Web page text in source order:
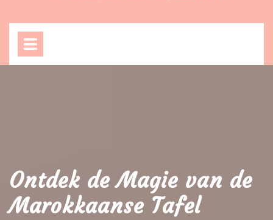
Ontdek de Magie van de
Marokkaanse Tafel